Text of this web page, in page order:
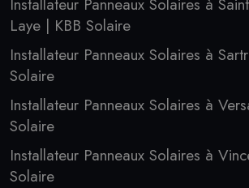
Installateur Panneaux Solaires à
Laye | KBB Solaire
Installateur Panneaux Solaires à
Solaire
Installateur Panneaux Solaires à
Solaire
Installateur Panneaux Solaires à
Solaire